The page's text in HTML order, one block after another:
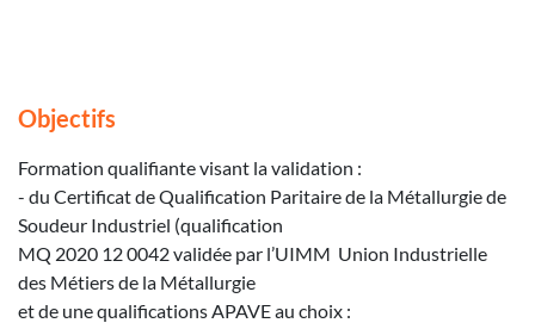
Objectifs
Formation qualifiante visant la validation :
- du Certificat de Qualification Paritaire de la Métallurgie de
Soudeur Industriel (qualification
MQ 2020 12 0042 validée par l’UIMM Union Industrielle
des Métiers de la Métallurgie
et de une qualifications APAVE au choix :